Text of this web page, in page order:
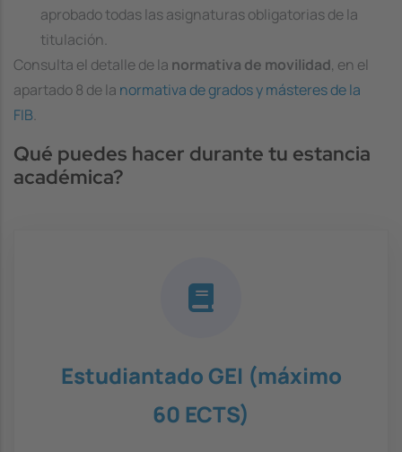
aprobado todas las asignaturas obligatorias de la
titulación.
Consulta el detalle de la normativa de movilidad, en el
apartado 8 de la normativa de grados y másteres de la
FIB.
Qué puedes hacer durante tu estancia
académica?
Estudiantado GEI (máximo
60 ECTS)